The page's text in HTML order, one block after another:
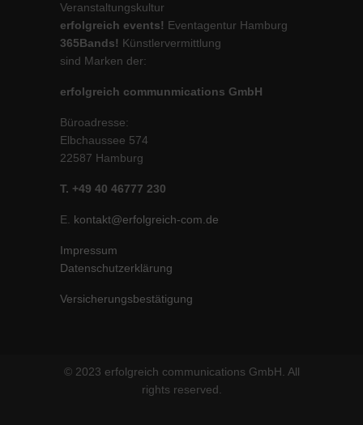
Veranstaltungskultur
erfolgreich events! Eventagentur Hamburg
365Bands! Künstlervermittlung
sind Marken der:
erfolgreich communmications GmbH
Büroadresse:
Elbchaussee 574
22587 Hamburg
T. +49 40 46777 230
E. kontakt@erfolgreich-com.de
Impressum
Datenschutzerklärung
Versicherungsbestätigung
© 2023 erfolgreich communications GmbH. All
rights reserved.